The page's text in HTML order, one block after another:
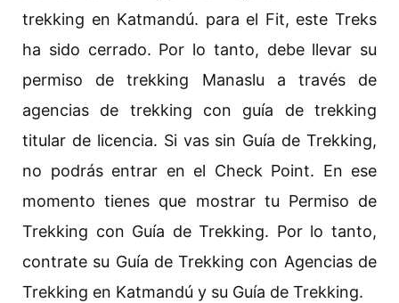
trekking en Katmandú. para el Fit, este Treks
ha sido cerrado. Por lo tanto, debe llevar su
permiso de trekking Manaslu a través de
agencias de trekking con guía de trekking
titular de licencia. Si vas sin Guía de Trekking,
no podrás entrar en el Check Point. En ese
momento tienes que mostrar tu Permiso de
Trekking con Guía de Trekking. Por lo tanto,
contrate su Guía de Trekking con Agencias de
Trekking en Katmandú y su Guía de Trekking.